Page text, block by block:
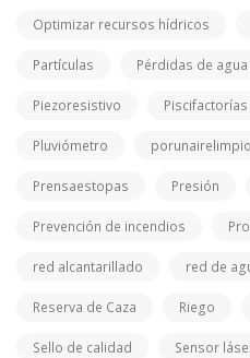
Optimizar recursos hídricos
Partículas Pérdidas de agua
Piezoresistivo Piscifactorías
Pluviómetro
Prensaestopas Presión
Prevención de incendios
red alcantarillado red de
Reserva de Caza Riego
Sello de calidad Sensor